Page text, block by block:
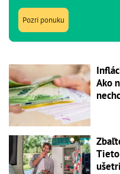
Pozri ponuku
Ako